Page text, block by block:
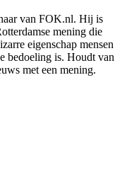
van FOK.nl. Hij is
mening die
eigenschap mensen
bedoeling is. Houdt van
met een mening.